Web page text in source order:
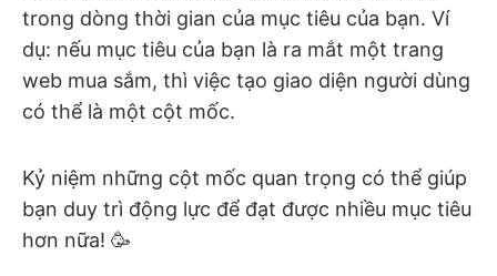
trong dòng thời gian của mục tiêu của bạn. Ví
dụ: nếu mục tiêu của bạn là ra mắt một trang
web mua sắm, thì việc tạo giao diện người dùng
có thể là một cột mốc.
Kỷ niệm những cột mốc quan trọng có thể giúp
bạn duy trì động lực để đạt được nhiều mục tiêu
hơn nữa! 🥳